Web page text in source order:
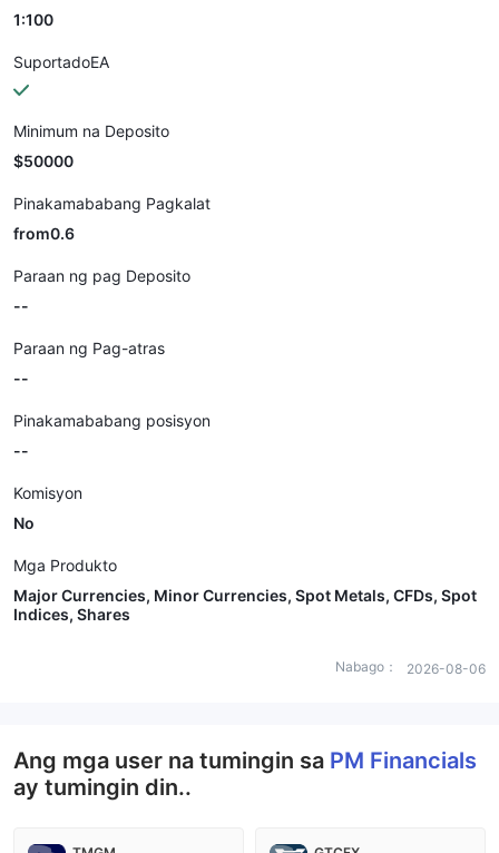
1:100
SuportadoEA
Minimum na Deposito
$50000
Pinakamababang Pagkalat
from0.6
Paraan ng pag Deposito
--
Paraan ng Pag-atras
--
Pinakamababang posisyon
--
Komisyon
No
Mga Produkto
Major Currencies, Minor Currencies, Spot Metals, CFDs, Spot
Indices, Shares
Nabago： 2026-08-06
Ang mga user na tumingin sa PM Financials
ay tumingin din..